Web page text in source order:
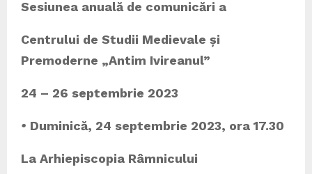
Sesiunea anuală de comunicări a
Centrului de Studii Medievale și
Premoderne „Antim Ivireanul”
24 – 26 septembrie 2023
• Duminică, 24 septembrie 2023, ora 17.30
La Arhiepiscopia Râmnicului